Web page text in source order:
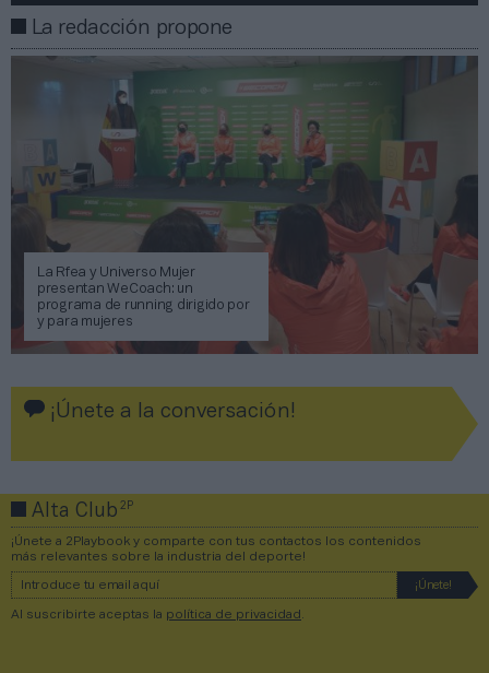
La redacción propone
La Rfea y Universo Mujer
presentan WeCoach: un
programa de running dirigido por
y para mujeres
¡Únete a la conversación!
Alta Club2P
¡Únete a 2Playbook y comparte con tus contactos los contenidos
más relevantes sobre la industria del deporte!
Al suscribirte aceptas la política de privacidad